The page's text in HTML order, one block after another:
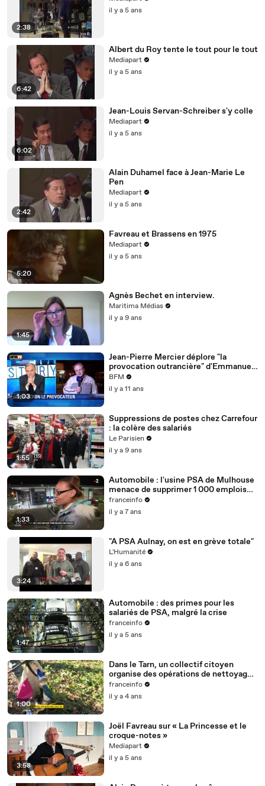
2:38
il y a 5 ans
6:42
Albert du Roy tente le tout pour le tout
Mediapart
il y a 5 ans
6:02
Jean-Louis Servan-Schreiber s'y colle
Mediapart
il y a 5 ans
2:42
Alain Duhamel face à Jean-Marie Le
Pen
Mediapart
il y a 5 ans
5:20
Favreau et Brassens en 1975
Mediapart
il y a 5 ans
1:45
Agnès Bechet en interview.
Maritima Médias
il y a 9 ans
1:03
Jean-Pierre Mercier déplore "la
provocation outrancière" d'Emmanuel
Macron
BFM
il y a 11 ans
1:55
Suppressions de postes chez Carrefour
: la colère des salariés
Le Parisien
il y a 9 ans
1:33
Automobile : l'usine PSA de Mulhouse
menace de supprimer 1 000 emplois
temporaires
franceinfo
il y a 7 ans
3:24
"A PSA Aulnay, on est en grève totale"
L'Humanité
il y a 6 ans
1:47
Automobile : des primes pour les
salariés de PSA, malgré la crise
franceinfo
il y a 5 ans
1:00
Dans le Tarn, un collectif citoyen
organise des opérations de nettoyage
de la rivière Cérou
franceinfo
il y a 4 ans
3:58
Joël Favreau sur « La Princesse et le
croque-notes »
Mediapart
il y a 5 ans